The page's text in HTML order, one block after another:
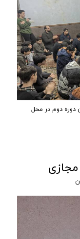
دوره دوم در محل
مجازی